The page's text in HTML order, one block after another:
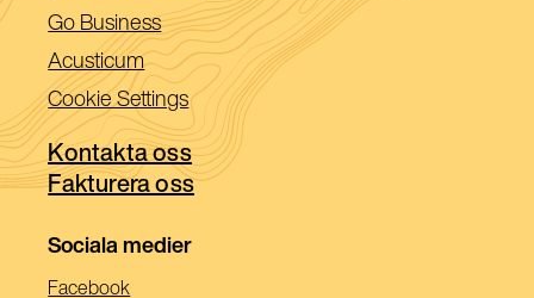
i
ett
nytt
fönster)
Go Business(Öppnas
i
ett
nytt
fönster)
Acusticum(Öppnas
i
ett
nytt
fönster)
Cookie Settings
Kontakta oss
Fakturera oss
Sociala medier
Facebook(Öppnas